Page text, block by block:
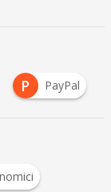
Startup